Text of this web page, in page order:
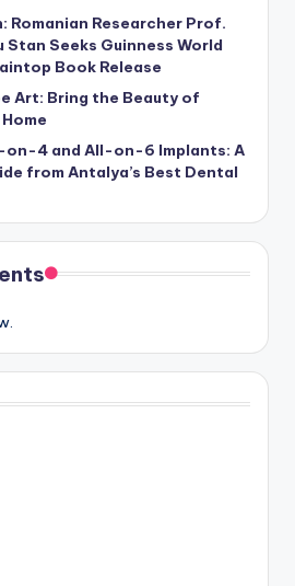
Romanian Researcher Prof.
Stan Seeks Guinness World
Book Release
Art: Bring the Beauty of
4 and All-on-6 Implants: A
from Antalya’s Best Dental